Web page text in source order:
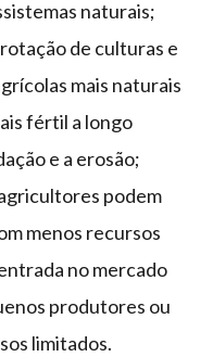
naturais;
de culturas e
mais naturais
fértil a longo
e a erosão;
podem
menos recursos
no mercado
produtores ou
limitados.